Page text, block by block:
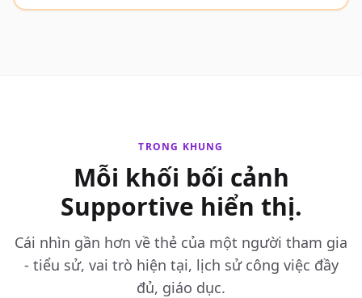
TRONG KHUNG
Mỗi khối bối cảnh
Supportive hiển thị.
Cái nhìn gần hơn về thẻ của một người tham gia
- tiểu sử, vai trò hiện tại, lịch sử công việc đầy
đủ, giáo dục.